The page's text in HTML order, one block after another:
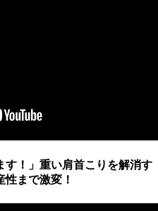
す！」重い肩首こりを解消す
まで激変！